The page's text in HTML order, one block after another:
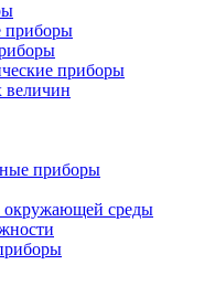
приборы
приборы
величин
приборы
окружающей среды